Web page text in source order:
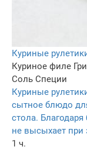
Куриные
Куриное филе
Соль Специи
Куриные
сытное блюдо
стола. Благодаря
не высыхает при
1 ч.